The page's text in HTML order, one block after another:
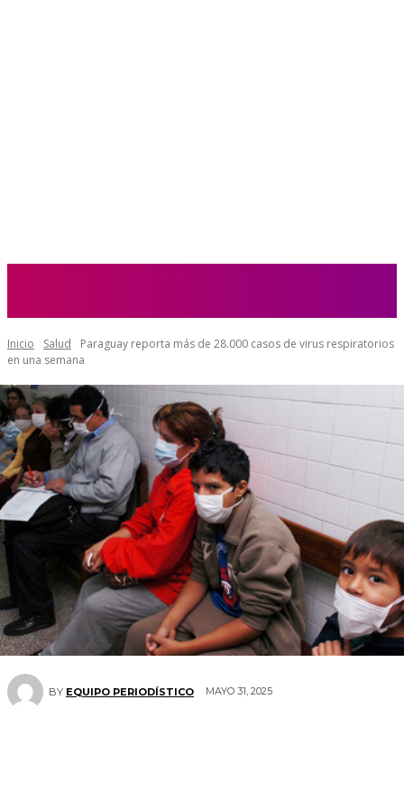
Inicio Salud
Paraguay reporta más de 28.000 casos de virus respiratorios
en una semana
BY EQUIPO PERIODÍSTICO MAYO 31, 2025